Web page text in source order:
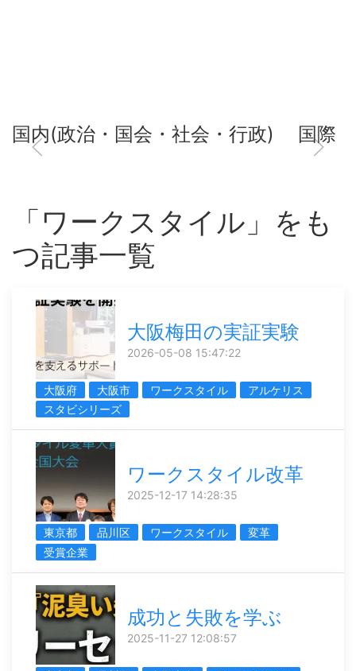
国内(政治・国会・社会・行政) 国際
「ワークスタイル」をも
つ記事一覧
大阪梅田の実証実験
2026-05-08 15:47:22
大阪府 大阪市 ワークスタイル
アルケリス
スタビシリーズ
ワークスタイル改革
2025-12-17 14:28:35
東京都 品川区 ワークスタイル
変革
受賞企業
成功と失敗を学ぶ
2025-11-27 12:08:57